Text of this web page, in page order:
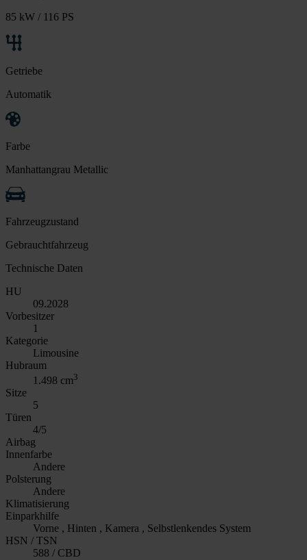
85 kW / 116 PS
Getriebe
Automatik
Farbe
Manhattangrau Metallic
Fahrzeugzustand
Gebrauchtfahrzeug
Technische Daten
HU
09.2028
Vorbesitzer
1
Kategorie
Limousine
Hubraum
1.498 cm3
Sitze
5
Türen
4/5
Airbag
Innenfarbe
Andere
Polsterung
Andere
Klimatisierung
Einparkhilfe
Vorne , Hinten , Kamera , Selbstlenkendes System
HSN / TSN
588 / CBD